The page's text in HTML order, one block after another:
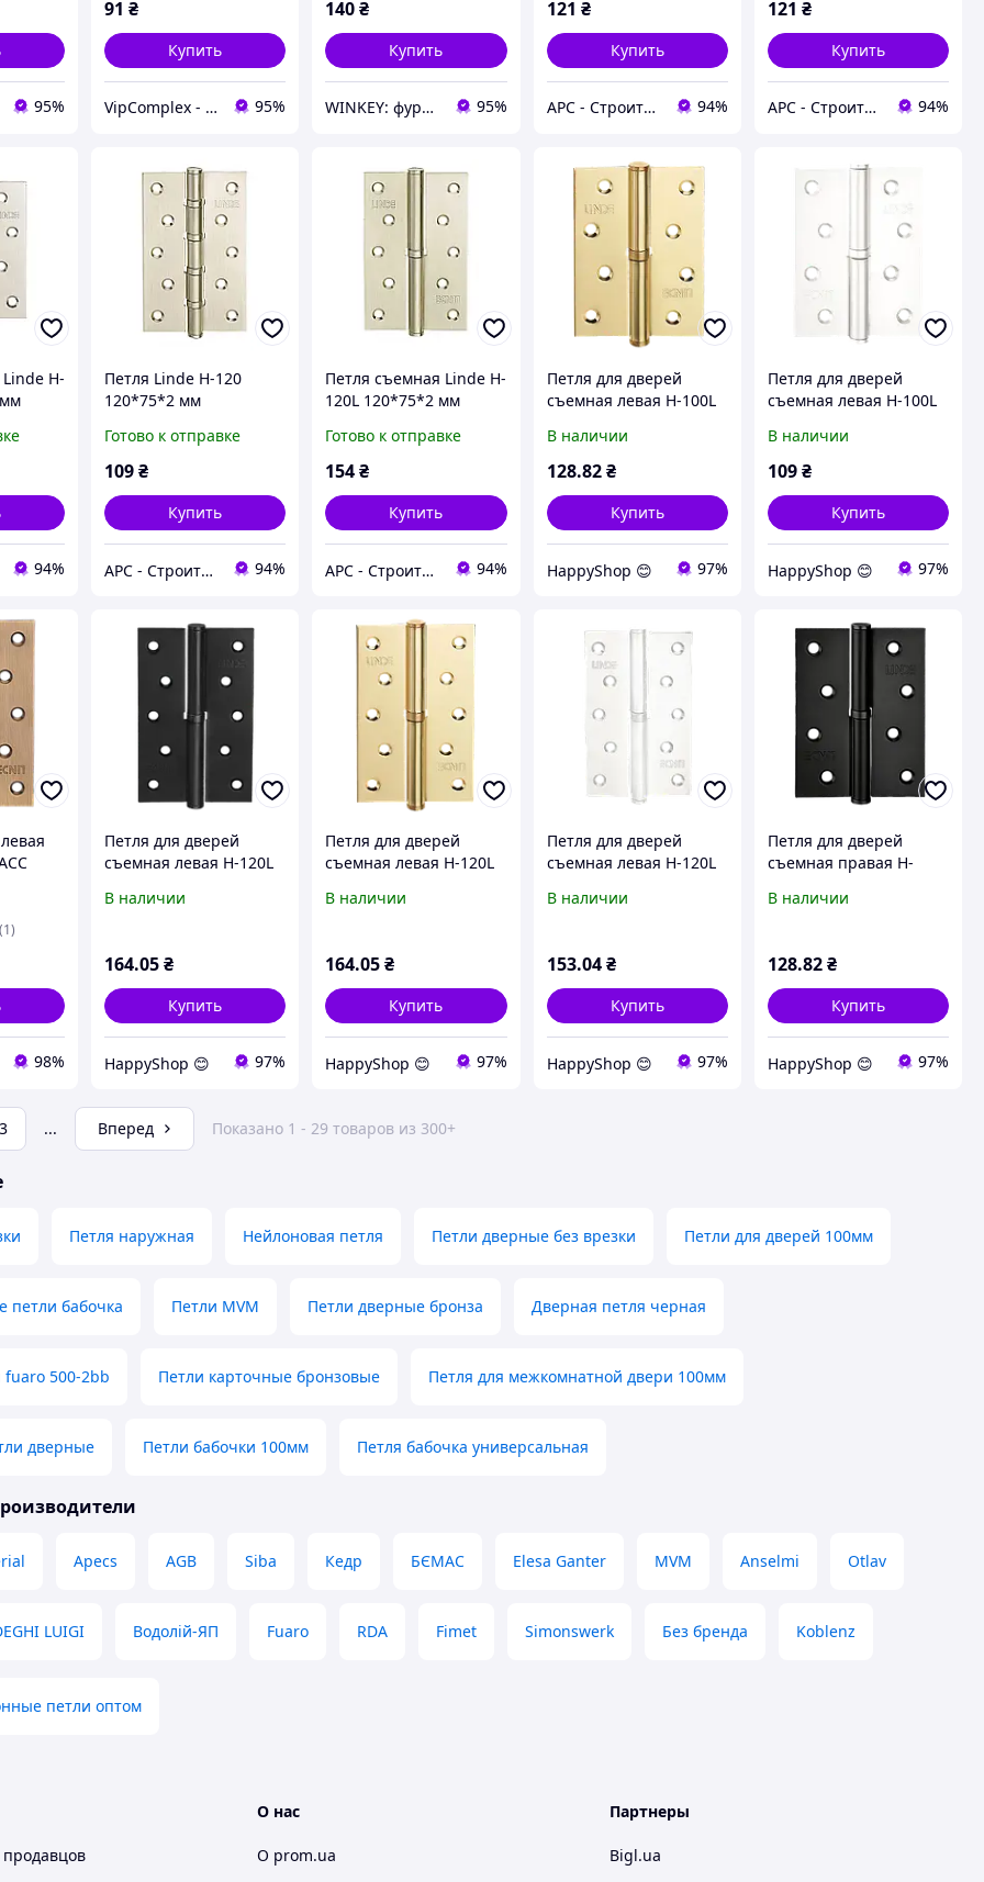
95%
91 ₴
Купить
VipComplex - Товары и Услуги 95%
140₴
Купить
WINKEY: фурнитура для окон и дверей 95%
121 ₴
Купить
АРС - Строительный интернет-гипермаркет 94%
121 ₴
Купить
АРС - Строительный интернет-гипермаркет 94%
H-
94%
Петля Linde H-120
120*75*2 мм
матовый никель
Готово к отправке
109₴
Купить
АРС - Строительный интернет-гипермаркет 94%
Петля съемная Linde H-
120L 120*75*2 мм
никель
Готово к отправке
154₴
Купить
АРС - Строительный интернет-гипермаркет 94%
Петля для дверей
съемная левая H-100L
В наличии
128.82 ₴
Купить
HappyShop 😊 97%
Петля для дверей
съемная левая H-100L
В наличии
109₴
Купить
HappyShop 😊 97%
(1)
98%
Петля для дверей
съемная левая H-120L
В наличии
164.05₴
Купить
HappyShop 😊 97%
Петля для дверей
съемная левая H-120L
В наличии
164.05₴
Купить
HappyShop 😊 97%
Петля для дверей
съемная левая H-120L
В наличии
153.04 ₴
Купить
HappyShop 😊 97%
Петля для дверей
съемная правая H-
В наличии
128.82₴
Купить
HappyShop 😊 97%
3 ... Вперед Показано 1 - 29 товаров из 300+
Петля наружная Нейлоновая петля Петли дверные без врезки Петли для дверей 100мм
бабочка Петли MVM Петли дверные бронза Дверная петля черная
fuaro 500-2bb Петли карточные бронзовые Петля для межкомнатной двери 100мм
дверные Петли бабочки 100мм Петля бабочка универсальная
Apecs AGB Siba Кедр БЄМАС Elesa Ganter MVM Anselmi Otlav
LUIGI Водолій-ЯП Fuaro RDA Fimet Simonswerk Без бренда Koblenz
петли оптом
О нас
О prom.ua
Партнеры
Bigl.ua